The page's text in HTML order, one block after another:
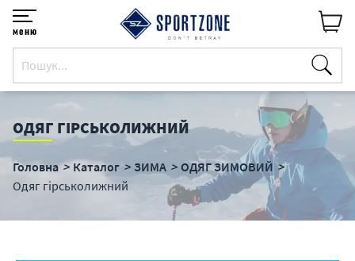
меню
ОДЯГ ГІРСЬКОЛИЖНИЙ
Головна Каталог ЗИМА
ОДЯГ ЗИМОВИЙ
Одяг гірськолижний